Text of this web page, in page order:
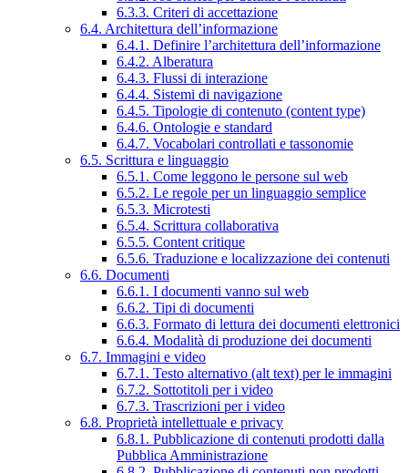
6.3.3. Criteri di accettazione
6.4. Architettura dell’informazione
6.4.1. Definire l’architettura dell’informazione
6.4.2. Alberatura
6.4.3. Flussi di interazione
6.4.4. Sistemi di navigazione
6.4.5. Tipologie di contenuto (content type)
6.4.6. Ontologie e standard
6.4.7. Vocabolari controllati e tassonomie
6.5. Scrittura e linguaggio
6.5.1. Come leggono le persone sul web
6.5.2. Le regole per un linguaggio semplice
6.5.3. Microtesti
6.5.4. Scrittura collaborativa
6.5.5. Content critique
6.5.6. Traduzione e localizzazione dei contenuti
6.6. Documenti
6.6.1. I documenti vanno sul web
6.6.2. Tipi di documenti
6.6.3. Formato di lettura dei documenti elettronici
6.6.4. Modalità di produzione dei documenti
6.7. Immagini e video
6.7.1. Testo alternativo (alt text) per le immagini
6.7.2. Sottotitoli per i video
6.7.3. Trascrizioni per i video
6.8. Proprietà intellettuale e privacy
6.8.1. Pubblicazione di contenuti prodotti dalla
Pubblica Amministrazione